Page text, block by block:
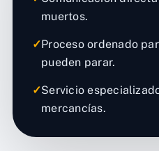
muertos.
✓Proceso ordenado
pueden parar.
✓Servicio
mercancías.